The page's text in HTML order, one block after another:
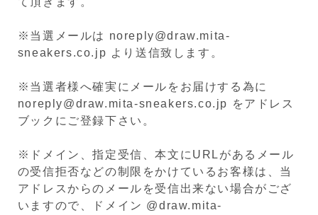
※当選メールは noreply@draw.mita-
sneakers.co.jp より送信致します。
※当選者様へ確実にメールをお届けする為に
noreply@draw.mita-sneakers.co.jp をアドレス
ブックにご登録下さい。
※ドメイン、指定受信、本文にURLがあるメール
の受信拒否などの制限をかけているお客様は、当
アドレスからのメールを受信出来ない場合がござ
いますので、ドメイン @draw.mita-